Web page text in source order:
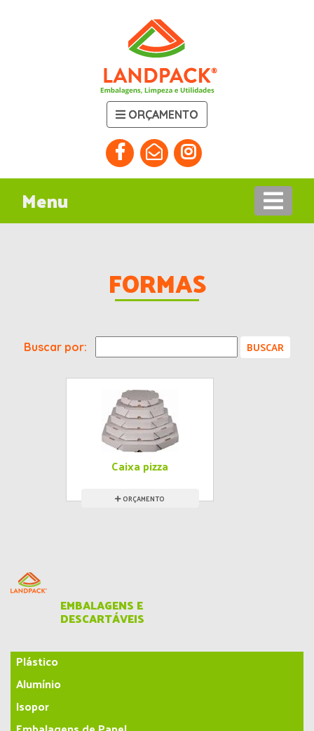
ORÇAMENTO
Menu
FORMAS
Buscar por:
Caixa pizza
ORÇAMENTO
EMBALAGENS E
DESCARTÁVEIS
Plástico
Alumínio
Isopor